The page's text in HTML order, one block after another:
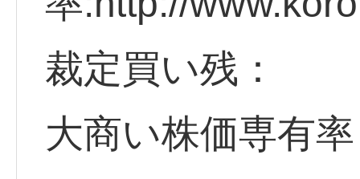
裁定買い残：
大商い株価専有